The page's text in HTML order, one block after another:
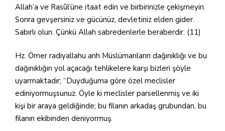
Allah’a ve Rasûl’üne itaat edin ve birbirinizle çekişmeyin.
Sonra gevşersiniz ve gücünüz, devletiniz elden gider.
Sabırlı olun. Çünkü Allah sabredenlerle beraberdir. (11)
Hz. Ömer radiyallahu anh Müslümanların dağınıklığı ve bu
dağınıklığın yol açacağı tehlikelere karşı bizleri şöyle
uyarmaktadır; “Duyduğuma göre özel meclisler
ediniyormuşsunuz. Öyle ki meclisler parsellenmiş ve iki
kişi bir araya geldiğinde; bu filanın arkadaş grubundan, bu
filanın ekibinden deniyormuş.